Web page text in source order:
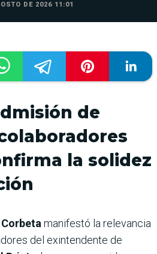
DE 2026 11:01
de
la solidez
manifestó la relevancia
del exintendente de